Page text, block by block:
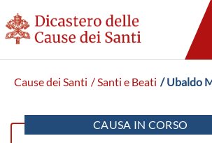
Cause dei Santi / Santi e Beati / Ubaldo
CAUSA IN CORSO